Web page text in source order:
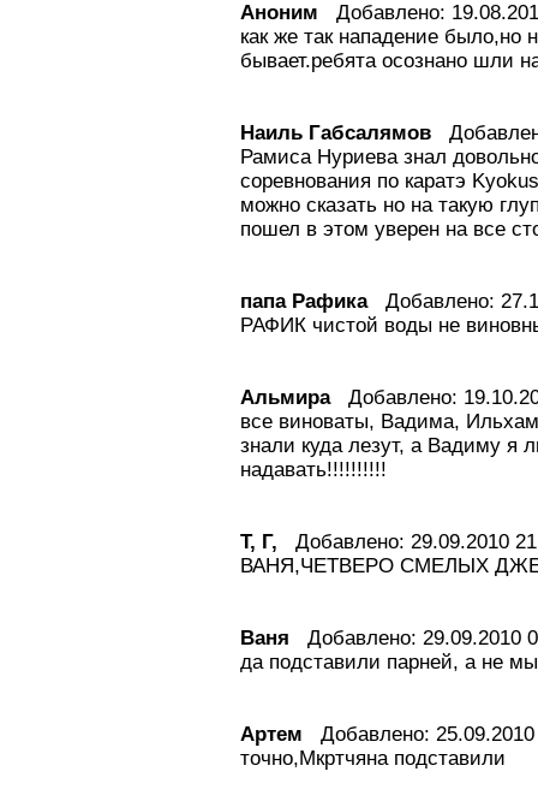
Аноним Добавлено:
как же так нападение было,но
бывает.ребята осознано шли
Наиль Габсалямов
Рамиса Нуриева знал
соревнования по каратэ
можно сказать но на такую
пошел в этом уверен на все
папа РафикаДобавлено:
РАФИК чистой воды не
АльмираДобавлено:
все виноваты, Вадима,
знали куда лезут, а Вадиму я
надавать!!!!!!!!!!
Т, Г, Добавлено: 29.09.2010
ВАНЯ,ЧЕТВЕРО СМЕЛЫХ
Ваня Добавлено: 29.09.2010
да подставили парней, а не
Артем Добавлено: 25.09.2010
точно,Мкртчяна подставили